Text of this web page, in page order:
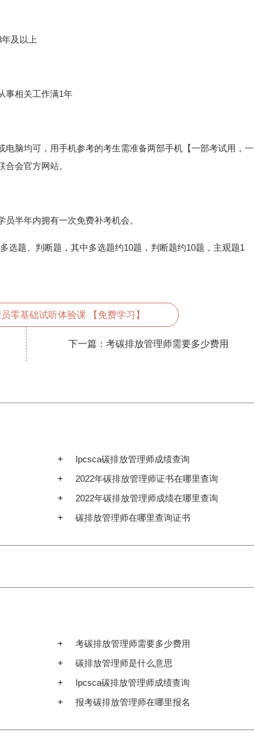
及以上
事相关工作满1年
脑均可，用手机参考的考生需准备两部手机【一部考试用，一
会官方网站。
员半年内拥有一次免费补考机会。
选题、判断题，其中多选题约10题，判断题约10题，主观题1
零基础试听体验课 【免费学习】
下一篇： 考碳排放管理师需要多少费用
Ipcsca碳排放管理师成绩查询
2022年碳排放管理师证书在哪里查询
2022年碳排放管理师成绩在哪里查询
碳排放管理师在哪里查询证书
考碳排放管理师需要多少费用
碳排放管理师是什么意思
Ipcsca碳排放管理师成绩查询
报考碳排放管理师在哪里报名